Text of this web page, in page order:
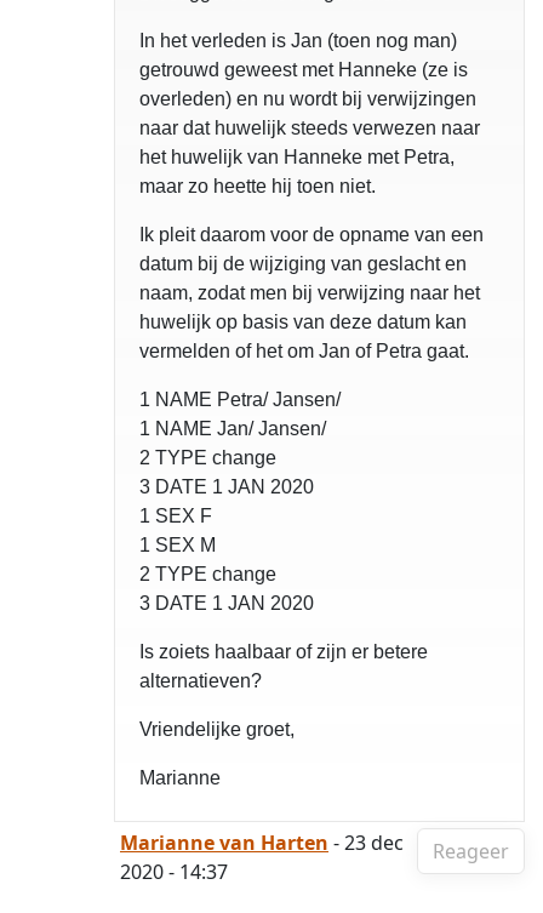
In het verleden is Jan (toen nog man)
getrouwd geweest met Hanneke (ze is
overleden) en nu wordt bij verwijzingen
naar dat huwelijk steeds verwezen naar
het huwelijk van Hanneke met Petra,
maar zo heette hij toen niet.
Ik pleit daarom voor de opname van een
datum bij de wijziging van geslacht en
naam, zodat men bij verwijzing naar het
huwelijk op basis van deze datum kan
vermelden of het om Jan of Petra gaat.
1 NAME Petra/ Jansen/
1 NAME Jan/ Jansen/
2 TYPE change
3 DATE 1 JAN 2020
1 SEX F
1 SEX M
2 TYPE change
3 DATE 1 JAN 2020
Is zoiets haalbaar of zijn er betere
alternatieven?
Vriendelijke groet,
Marianne
Reageer
Marianne van Harten - 23 dec
2020 - 14:37